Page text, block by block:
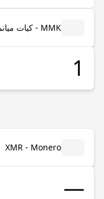
MMK - كيات ميانمار
XMR - Monero